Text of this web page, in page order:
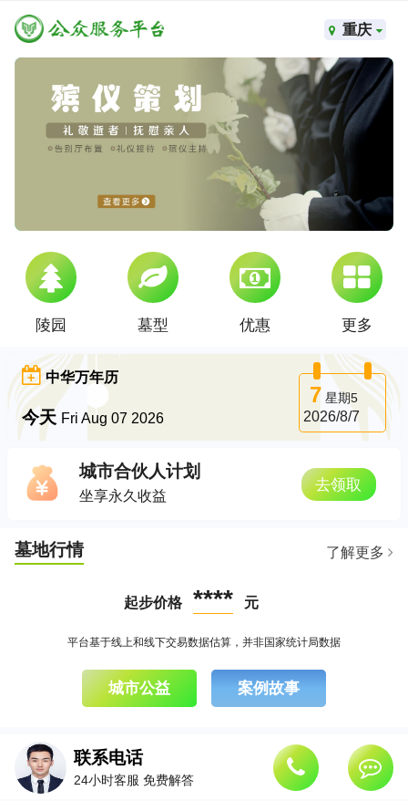
重庆
陵园 墓型 优惠 更多
中华万年历
今天 Fri Aug 07 2026
7 星期5
2026/8/7
城市合伙人计划
坐享永久收益
去领取
墓地行情 了解更多
起步价格 **** 元
平台基于线上和线下交易数据估算，并非国家统计局数据
城市公益 案例故事
联系电话
24小时客服 免费解答